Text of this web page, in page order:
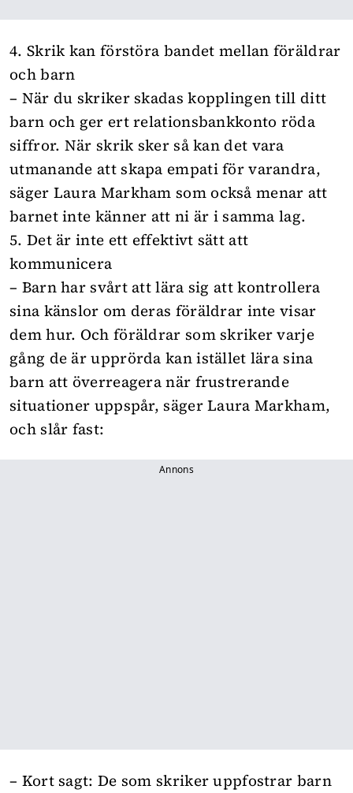
4. Skrik kan förstöra bandet mellan föräldrar
och barn
– När du skriker skadas kopplingen till ditt
barn och ger ert relationsbankkonto röda
siffror. När skrik sker så kan det vara
utmanande att skapa empati för varandra,
säger Laura Markham som också menar att
barnet inte känner att ni är i samma lag.
5. Det är inte ett effektivt sätt att
kommunicera
– Barn har svårt att lära sig att kontrollera
sina känslor om deras föräldrar inte visar
dem hur. Och föräldrar som skriker varje
gång de är upprörda kan istället lära sina
barn att överreagera när frustrerande
situationer uppspår, säger Laura Markham,
och slår fast:
Annons
– Kort sagt: De som skriker uppfostrar barn